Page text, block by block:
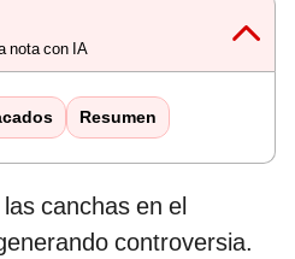
nota con IA
Resumen
canchas en el
controversia.